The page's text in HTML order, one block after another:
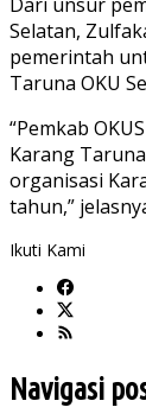
Selatan,
pemerintah
Taruna OKU
“Pemkab
Karang
organisasi
tahun,”
Ikuti Kami
Navigasi